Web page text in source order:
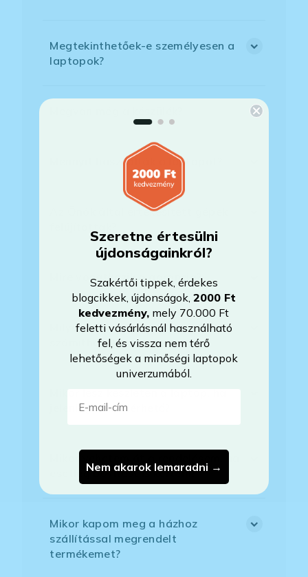
Megtekinthetőek-e személyesen a
laptopok?
Mennyit használták a laptopot?
Az Önök által értékesített gépek
Mire vonatkozik a garancia?
Milyen akkumulátorállapotra
számíthatok?
jelenleg nem elérhető?
esetleg bővítést is kértem?
Mikor kapom meg a házhoz
szállítással megrendelt
termékemet?
Szeretne értesülni
újdonságainkról?
Szakértői tippek, érdekes
blogcikkek, újdonságok,2000 Ft
kedvezmény, mely 70.000 Ft
feletti vásárlásnál használható
fel, és vissza nem térő
lehetőségek a minőségi laptopok
univerzumából.
Nem akarok lemaradni →